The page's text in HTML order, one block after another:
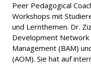
Peer Pedagogical
Workshops mit
und Lernthemen. Dr.
Development Network
Management (BAM)
(AOM). Sie hat auf